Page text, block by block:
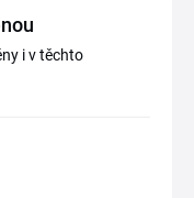
i v těchto